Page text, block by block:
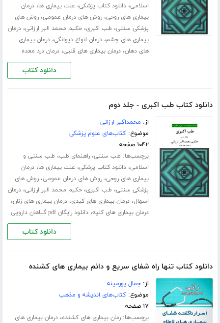
اسلامی،دانلود کتاب پزشکی، علت بیماری ها،درمان
بیماری های روحی،روش های درمان عمومی،روش های
پزشکی سنتی، طب اکبری،حکیم محمد البر ارزانی،درمان
بیماری های چشم،درمان انواع دیوانگی،درمان بیماری
های دهان،درمان بیماری های قلبی،درمان درد معده
دانلود کتاب
دانلود کتاب طب اکبری - جلد دوم
از: محمداکبر ارزانی
موضوع:کتاب‌های علوم پزشکی
۱۰۴۲ صفحه
برچسب‌ها: طب سنتی،راهنمای طب، طب سنتی و
اسلامی،دانلود کتاب پزشکی، علت بیماری ها،درمان
بیماری های روحی،روش های درمان عمومی،روش های
پزشکی سنتی، طب اکبری،حکیم محمد البر ارزانی،درمان
اسهال،درمان بیماری های کبدی،درمان بیماری های زنان،
درمان بیماری های کلیه،دانلود رایگان pdf گیاهان دارویی
دانلود کتاب
دانلود کتاب تنها راه شفای سریع و دائم بیماری های کشنده
از:جمال پورمینه
موضوع:کتاب‌های اندیشه و مذهب
۱۷ صفحه
برچسب‌ها:رمان بیماری های کشنده،درمان بیماری های